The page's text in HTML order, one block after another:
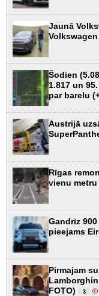
Jaunā
Volkswagen
Šodien
1.817 un
par barelu
Austrijā
Rīgas
vienu metru
Gandrīz
pieejams
Pirmajam
FOTO)
3